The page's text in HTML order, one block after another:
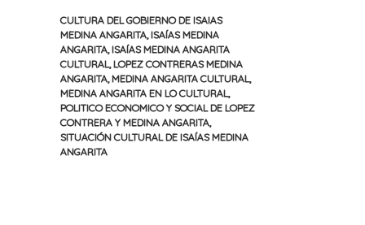
CULTURA DEL GOBIERNO DE ISAIAS
MEDINA ANGARITA,ISAÍAS MEDINA
ANGARITA,ISAÍAS MEDINA ANGARITA
CULTURAL,LOPEZ CONTRERAS MEDINA
ANGARITA,MEDINA ANGARITA CULTURAL,
MEDINA ANGARITA EN LO CULTURAL,
POLITICO ECONOMICO Y SOCIAL DE LOPEZ
CONTRERA Y MEDINA ANGARITA,
SITUACIÓN CULTURAL DE ISAÍAS MEDINA
ANGARITA